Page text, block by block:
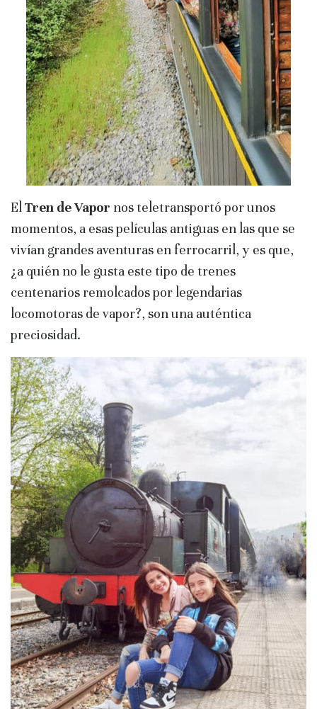
ElTren de Vapor nos teletransportó por unos
momentos, a esas películas antiguas en las que se
vivían grandes aventuras en ferrocarril, y es que,
¿a quién no le gusta este tipo de trenes
centenarios remolcados por legendarias
locomotoras de vapor?, son una auténtica
preciosidad.